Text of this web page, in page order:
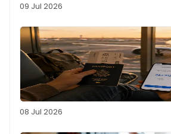
09 Jul 2026
08 Jul 2026